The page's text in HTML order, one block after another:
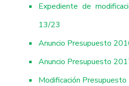
Expediente de
13/23
Anuncio Presupuesto
Anuncio Presupuesto
Modificación Presupuesto